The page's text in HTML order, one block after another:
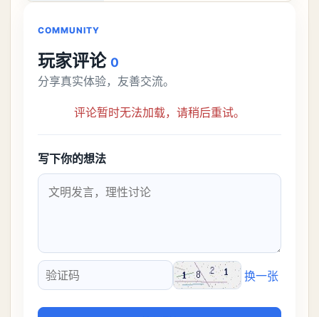
COMMUNITY
玩家评论 0
分享真实体验，友善交流。
评论暂时无法加载，请稍后重试。
写下你的想法
验证码
换一张